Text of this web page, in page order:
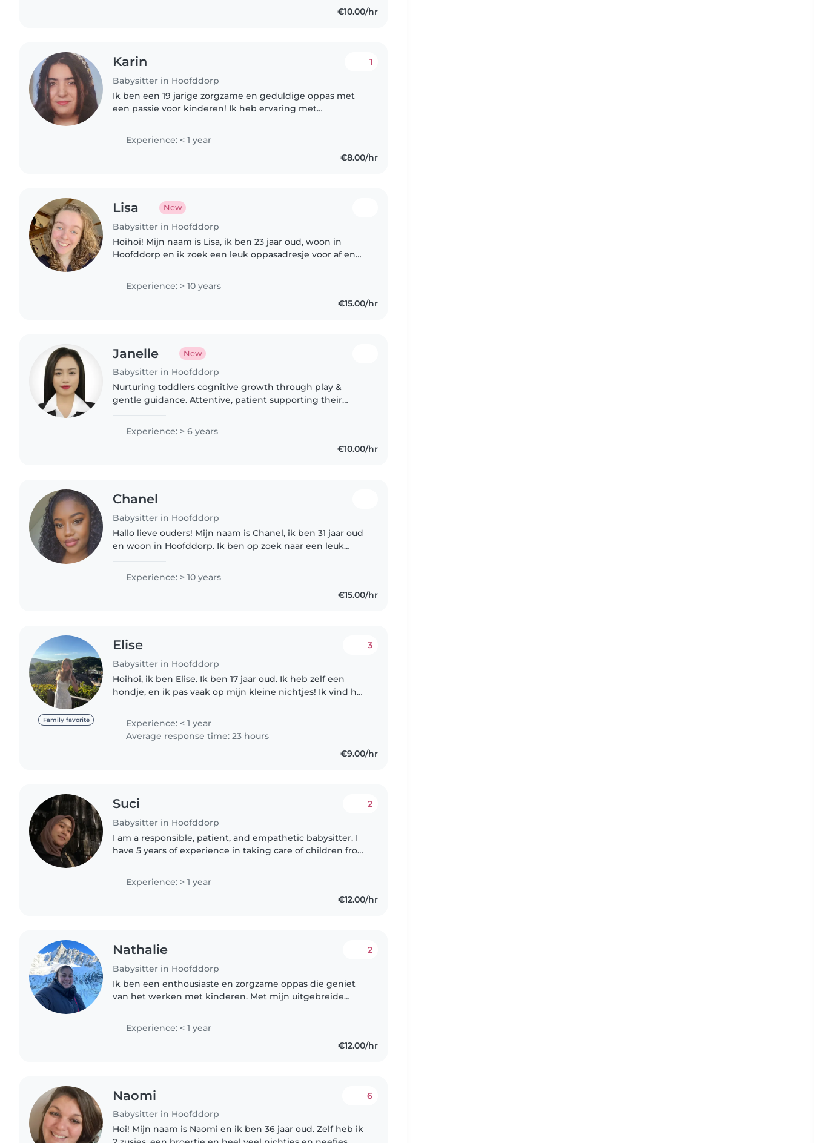
€10.00/hr
Karin
Babysitter in Hoofddorp
1
Ik ben een 19 jarige zorgzame en geduldige oppas met
een passie voor kinderen! Ik heb ervaring met
huisdieren en huishoudelijke..
Experience: < 1 year
€8.00/hr
Lisa New
Babysitter in Hoofddorp
Hoihoi! Mijn naam is Lisa, ik ben 23 jaar oud, woon in
Hoofddorp en ik zoek een leuk oppasadresje voor af en
Experience: > 10 years
€15.00/hr
Janelle New
Babysitter in Hoofddorp
Nurturing toddlers cognitive growth through play &
gentle guidance. Attentive, patient supporting their
one with heart...
Experience: > 6 years
€10.00/hr
Chanel
Babysitter in Hoofddorp
Hallo lieve ouders! Mijn naam is Chanel, ik ben 31 jaar oud
en woon in Hoofddorp. Ik ben op zoek naar een leuk
al 10 jaar ervaring..
Experience: > 10 years
€15.00/hr
Family favorite
Elise
Babysitter in Hoofddorp
3
Hoihoi, ik ben Elise. Ik ben 17 jaar oud. Ik heb zelf een
hondje, en ik pas vaak op mijn kleine nichtjes! Ik vind het
of andere..
Experience: < 1 year
Average response time: 23 hours
€9.00/hr
Suci
Babysitter in Hoofddorp
2
I am a responsible, patient, and empathetic babysitter. I
have 5 years of experience in taking care of children from
Experience: > 1 year
€12.00/hr
Nathalie
Babysitter in Hoofddorp
2
Ik ben een enthousiaste en zorgzame oppas die geniet
van het werken met kinderen. Met mijn uitgebreide
Experience: < 1 year
€12.00/hr
Naomi
Babysitter in Hoofddorp
6
Hoi! Mijn naam is Naomi en ik ben 36 jaar oud. Zelf heb ik